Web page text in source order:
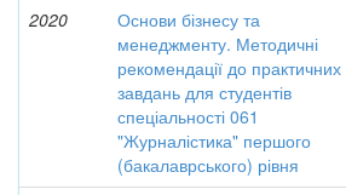
2020
Основи бізнесу та
менеджменту. Методичні
рекомендації до практичних
завдань для студентів
спеціальності 061
"Журналістика" першого
(бакалаврського) рівня